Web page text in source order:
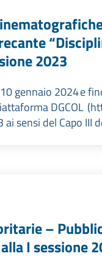
2023
gennaio 2024 e
DGCOL
sensi del Capo III
–
I sessione